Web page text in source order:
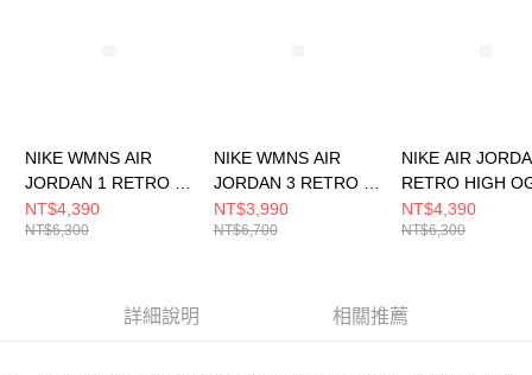
NIKE WMNS AIR
JORDAN 1 RETRO HI
OG 女 籃球鞋
FD2596602
NT$4,390
NT$6,300
NIKE WMNS AIR
JORDAN 3 RETRO 女
籃球鞋 CK9246100
NT$3,990
NT$6,700
NIKE AIR
RETRO HIGH
籃球鞋
NT$4,390
NT$6,300
詳細說明 相關推薦